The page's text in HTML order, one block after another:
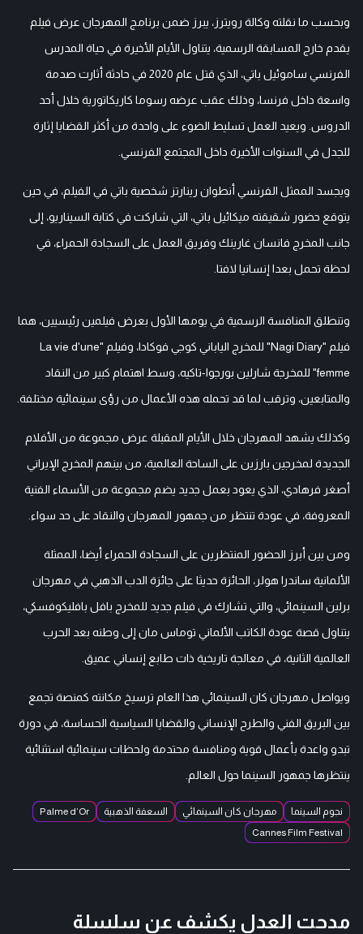
وبحسب ما نقلته وكالة رويترز، يبرز ضمن برنامج المهرجان عرض فيلم
يقدم خارج المسابقة الرسمية، يتناول الأيام الأخيرة في حياة المدرس
الفرنسي ساموئيل باتي، الذي قتل عام 2020 في حادثة أثارت صدمة
واسعة داخل فرنسا، وذلك عقب عرضه رسوما كاريكاتورية خلال أحد
الدروس. ويعيد العمل تسليط الضوء على واحدة من أكثر القضايا إثارة
للجدل في السنوات الأخيرة داخل المجتمع الفرنسي.
ويجسد الممثل الفرنسي أنطوان رينارتز شخصية باتي في الفيلم، في حين
يتوقع حضور شقيقته ميكائيل باتي، التي شاركت في كتابة السيناريو، إلى
جانب المخرج فانسان غارينك وفريق العمل على السجادة الحمراء، في
لحظة تحمل بعدا إنسانيا لافتا.
وتنطلق المنافسة الرسمية في يومها الأول بعرض فيلمين رئيسيين، هما
فيلم "Nagi Diary" للمخرج الياباني كوجي فوكادا، وفيلم "La vie d'une
femme" للمخرجة شارلين بورجوا-تاكيه، وسط اهتمام كبير من النقاد
والمتابعين، وترقب لما قد تحمله هذه الأعمال من رؤى سينمائية مختلفة.
وكذلك يشهد المهرجان خلال الأيام المقبلة عرض مجموعة من الأفلام
الجديدة لمخرجين بارزين على الساحة العالمية، من بينهم المخرج الإيراني
أصغر فرهادي، الذي يعود بعمل جديد يضم مجموعة من الأسماء الفنية
المعروفة، في عودة تنتظر من جمهور المهرجان والنقاد على حد سواء.
ومن بين أبرز الحضور المنتظرين على السجادة الحمراء أيضا، الممثلة
الألمانية ساندرا هولر، الحائزة حديثا على جائزة الدب الذهبي في مهرجان
برلين السينمائي، والتي تشارك في فيلم جديد للمخرج بافل بافليكوفسكي،
يتناول قصة عودة الكاتب الألماني توماس مان إلى وطنه بعد الحرب
العالمية الثانية، في معالجة تاريخية ذات طابع إنساني عميق.
ويواصل مهرجان كان السينمائي هذا العام ترسيخ مكانته كمنصة تجمع
بين البريق الفني والطرح الإنساني والقضايا السياسية الحساسة، في دورة
تبدو واعدة بأعمال قوية ومنافسة محتدمة ولحظات سينمائية استثنائية
ينتظرها جمهور السينما حول العالم.
نجوم السينما مهرجان كان السينمائي السعفة الذهبية
Palme d’Or
Cannes Film Festival
مدحت العدل يكشف عن سلسلة